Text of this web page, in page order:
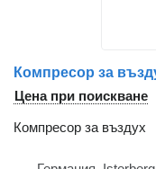
Цена при поискване
Компресор за въздух